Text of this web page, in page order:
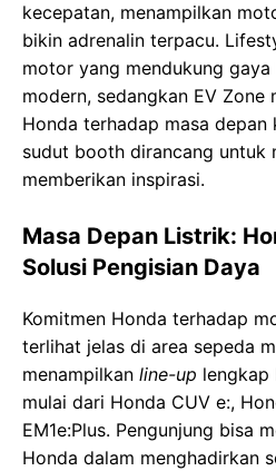
kecepatan, menampilkan
bikin adrenalin terpacu.
motor yang mendukung
modern, sedangkan EV Zone
Honda terhadap masa
sudut booth dirancang untuk
memberikan inspirasi.
Masa Depan Listrik:
Solusi Pengisian Daya
Komitmen Honda terhadap
terlihat jelas di area sepeda
menampilkan line-up lengkap
mulai dari Honda CUV e:,
EM1e:Plus. Pengunjung bisa
Honda dalam menghadirkan